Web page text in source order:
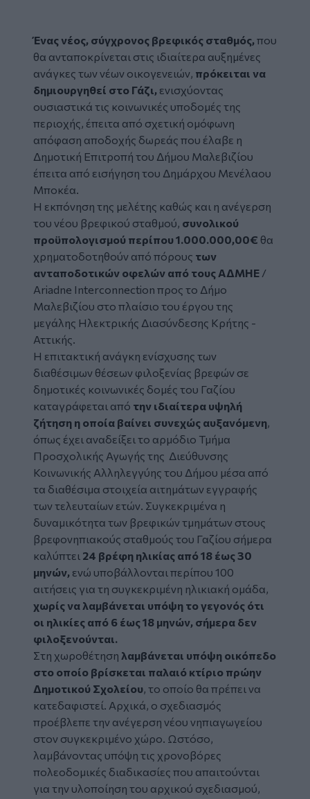
Ένας νέος, σύγχρονος βρεφικός σταθμός,που
θα ανταποκρίνεται στις ιδιαίτερα αυξημένες
ανάγκες των νέων οικογενειών, πρόκειται να
δημιουργηθεί στο Γάζι, ενισχύοντας
ουσιαστικά τις κοινωνικές υποδομές της
περιοχής, έπειτα από σχετική ομόφωνη
απόφαση αποδοχής δωρεάς που έλαβε η
Δημοτική Επιτροπή του Δήμου Μαλεβιζίου
έπειτα από εισήγηση του Δημάρχου Μενέλαου
Μποκέα.
Η εκπόνηση της μελέτης καθώς και η ανέγερση
του νέου βρεφικού σταθμού, συνολικού
προϋπολογισμού περίπου 1.000.000,00€ θα
χρηματοδοτηθούν από πόρους των
ανταποδοτικών οφελών από τους ΑΔΜΗΕ /
Ariadne Interconnection προς το Δήμο
Μαλεβιζίου στο πλαίσιο του έργου της
μεγάλης Ηλεκτρικής Διασύνδεσης Κρήτης -
Αττικής.
Η επιτακτική ανάγκη ενίσχυσης των
διαθέσιμων θέσεων φιλοξενίας βρεφών σε
δημοτικές κοινωνικές δομές του Γαζίου
καταγράφεται από την ιδιαίτερα υψηλή
ζήτηση η οποία βαίνει συνεχώς αυξανόμενη,
όπως έχει αναδείξει το αρμόδιο Τμήμα
Προσχολικής Αγωγής της Διεύθυνσης
Κοινωνικής Αλληλεγγύης του Δήμου μέσα από
τα διαθέσιμα στοιχεία αιτημάτων εγγραφής
των τελευταίων ετών. Συγκεκριμένα η
δυναμικότητα των βρεφικών τμημάτων στους
βρεφονηπιακούς σταθμούς του Γαζίου σήμερα
καλύπτει 24 βρέφη ηλικίας από 18 έως 30
μηνών, ενώ υποβάλλονται περίπου 100
αιτήσεις για τη συγκεκριμένη ηλικιακή ομάδα,
χωρίς να λαμβάνεται υπόψη το γεγονός ότι
οι ηλικίες από 6 έως 18 μηνών, σήμερα δεν
φιλοξενούνται.
Στη χωροθέτηση λαμβάνεται υπόψη οικόπεδο
στο οποίο βρίσκεται παλαιό κτίριο πρώην
Δημοτικού Σχολείου, το οποίο θα πρέπει να
κατεδαφιστεί. Αρχικά, ο σχεδιασμός
προέβλεπε την ανέγερση νέου νηπιαγωγείου
στον συγκεκριμένο χώρο. Ωστόσο,
λαμβάνοντας υπόψη τις χρονοβόρες
πολεοδομικές διαδικασίες που απαιτούνται
για την υλοποίηση του αρχικού σχεδιασμού,